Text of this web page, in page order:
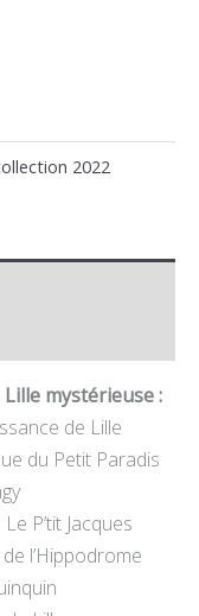
2022
mystérieuse :
de Lille
du Petit Paradis
P’tit Jacques
l’Hippodrome